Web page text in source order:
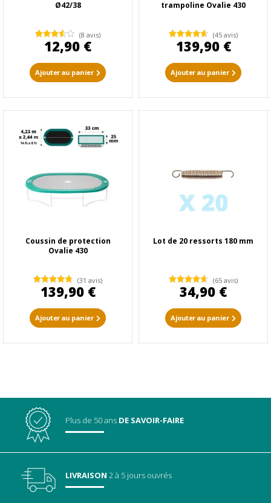
Ø42/38
(8 avis)
12,90 €
Ajouter au panier
trampoline Ovalie 430
(45 avis)
139,90 €
Ajouter au panier
Coussin de protection
Ovalie 430
(31 avis)
139,90 €
Ajouter au panier
Lot de 20 ressorts 180 mm
(65 avis)
34,90 €
Ajouter au panier
Plus de 50 ans DE SAVOIR-FAIRE
LIVRAISON 2 à 5 jours ouvrés